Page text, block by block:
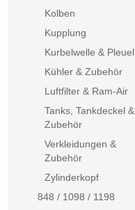
Kolben
Kupplung
Kurbelwelle & Pleuel
Kühler & Zubehör
Luftfilter & Ram-Air
Tanks, Tankdeckel &
Zubehör
Verkleidungen &
Zubehör
Zylinderkopf
848 / 1098 / 1198